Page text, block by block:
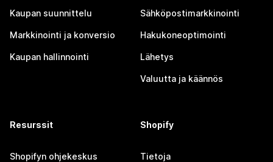
Kaupan suunnittelu
Markkinointi ja konversio
Kaupan hallinnointi
Sähköpostimarkkinointi
Hakukoneoptimointi
Lähetys
Valuutta ja käännös
Resurssit
Shopifyn ohjekeskus
Shopify
Tietoja